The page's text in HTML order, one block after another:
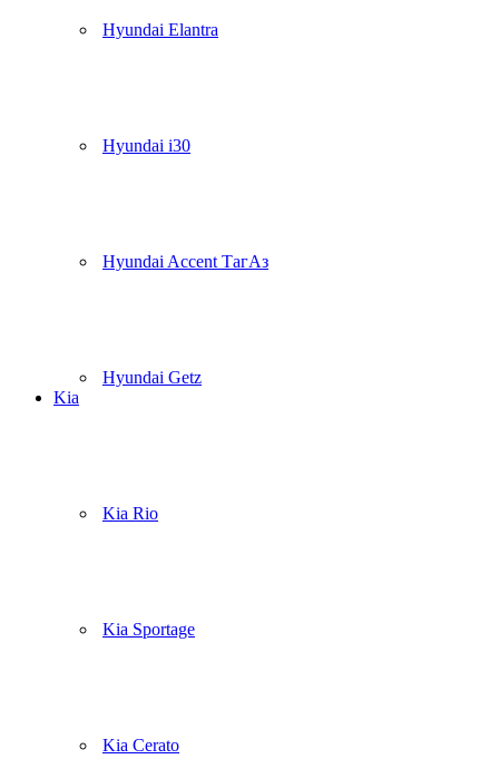
Hyundai Elantra
Hyundai i30
Hyundai Accent ТагАз
Hyundai Getz
Kia
Kia Rio
Kia Sportage
Kia Cerato